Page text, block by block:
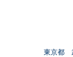
東京都